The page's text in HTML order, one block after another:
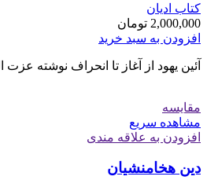
کتاب ادیان
2,000,000 تومان
افزودن به سبد خرید
آئین یهود از آغاز تا انحراف نوشته
مقایسه
مشاهده سریع
افزودن به علاقه مندی
دین هخامنشیان